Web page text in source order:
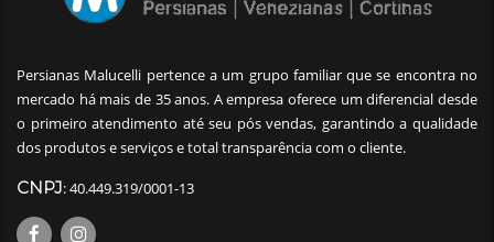
Persianas Malucelli pertence a um grupo familiar que se encontra no
mercado há mais de 35 anos. A empresa oferece um diferencial desde
o primeiro atendimento até seu pós vendas, garantindo a qualidade
dos produtos e serviços e total transparência com o cliente.
CNPJ: 40.449.319/0001-13